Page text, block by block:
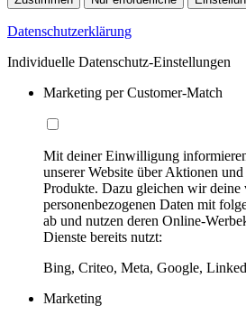
Datenschutzerklärung
Individuelle Datenschutz-Einstellungen
Marketing per Customer-Match
Mit deiner Einwilligung
unserer Website über Aktionen
Produkte. Dazu gleichen wir deine
personenbezogenen Daten mit
ab und nutzen deren Online-
Dienste bereits nutzt:
Bing, Criteo, Meta, Google,
Marketing